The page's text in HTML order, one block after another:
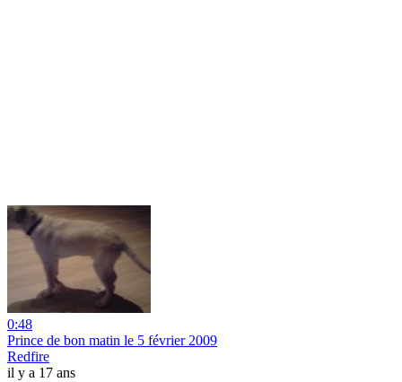
0:48
Prince de bon matin le 5 février 2009
Redfire
il y a 17 ans